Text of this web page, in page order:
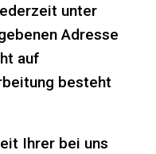
unter
Adresse
auf
besteht
Ihrer bei uns